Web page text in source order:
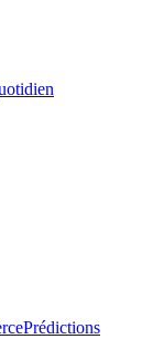
Prédictions